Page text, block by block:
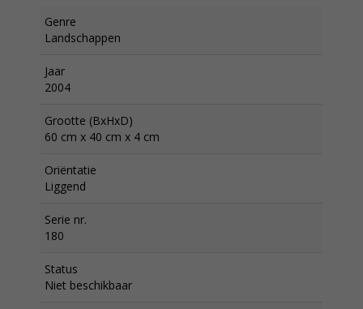
Genre
Landschappen
Jaar
2004
Grootte (BxHxD)
60 cm x 40 cm x 4 cm
Oriëntatie
Liggend
Serie nr.
180
Status
Niet beschikbaar